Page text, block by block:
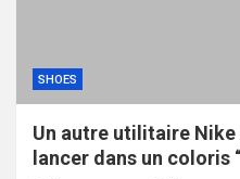
SHOES
Un autre utilitaire
lancer dans un coloris